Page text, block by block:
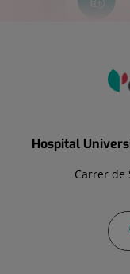
Hospital
Carrer de